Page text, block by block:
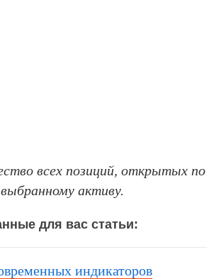
всех позиций, открытых по
выбранному активу.
для вас статьи:
индикаторов